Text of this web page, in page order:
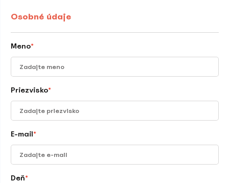
Osobné údaje
Meno*
Priezvisko*
E-mail*
Deň*